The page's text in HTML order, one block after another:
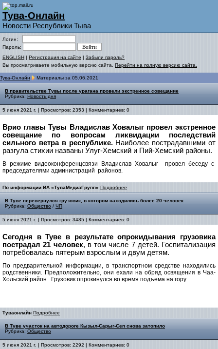
Тува-Онлайн
Новости Республики Тыва
Логин:
Пароль:
ENGLISH | Регистрация на сайте | Забыли пароль?
Вы просматриваете мобильную версию сайта. Перейти на полную версию сайта.
Тува-Онлайн Материалы за 05.06.2021
В правительстве Тувы после урагана провели экстренное совещание
Рубрика: Новость дня
5 июня 2021 г. | Просмотров: 2353 | Комментариев: 0
Врио главы Тувы Владислав Ховалыг провел экстренное
совещание по вопросам ликвидации последствий
сильного ветра в республике.Наиболее пострадавшими от
разгула стихии названы Улуг-Хемский и Пий-Хемский районы.
В режиме видеоконференцсвязи Владислав Ховалыг провел беседу с
председателями администраций районов.
По информации ИА «ТуваМедиаГрупп» Подробнее
В Туве перевернулся грузовик, в котором находились более 20 человек
Рубрика: Общество / ЧП
5 июня 2021 г. | Просмотров: 3485 | Комментариев: 0
Сегодня в Туве в результате опрокидывания грузовика
пострадал 21 человек, в том числе 7 детей. Госпитализация
потребовалась пятерым взрослым и двум детям.
По предварительной информации, в транспортном средстве находились
родственники. Предположительно, они ехали на обряд освящения в Чаа-
Хольский район. Грузовик опрокинулся во время подъема на гору.
Туваонлайн Подробнее
В Туве участок на автодороге Кызыл-Сарыг-Сеп снова затопило
Рубрика: Общество
5 июня 2021 г. | Просмотров: 2292 | Комментариев: 0